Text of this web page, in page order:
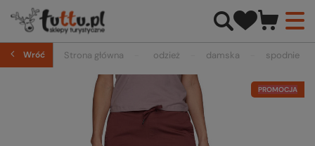
Wróć Strona główna odzież damska spodnie
PROMOCJA